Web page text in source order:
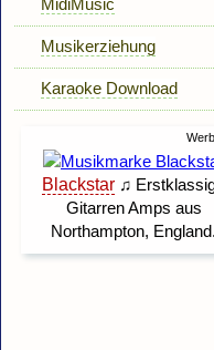
MidiMusic
Musikerziehung
Karaoke Download